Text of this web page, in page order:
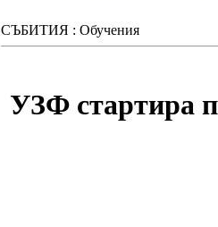
СЪБИТИЯ : Обучения
УЗФ стартира